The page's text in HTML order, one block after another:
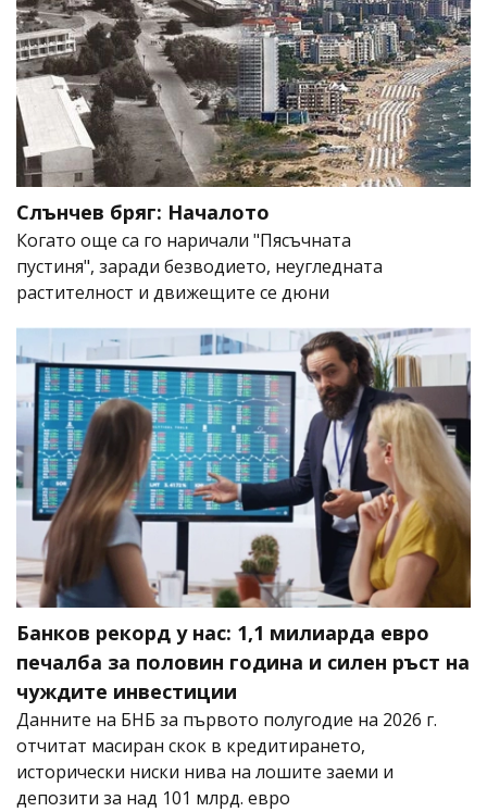
Слънчев бряг: Началото
Когато още са го наричали "Пясъчната
пустиня", заради безводието, неугледната
растителност и движещите се дюни
Банков рекорд у нас: 1,1 милиарда евро
печалба за половин година и силен ръст на
чуждите инвестиции
Данните на БНБ за първото полугодие на 2026 г.
отчитат масиран скок в кредитирането,
исторически ниски нива на лошите заеми и
депозити за над 101 млрд. евро